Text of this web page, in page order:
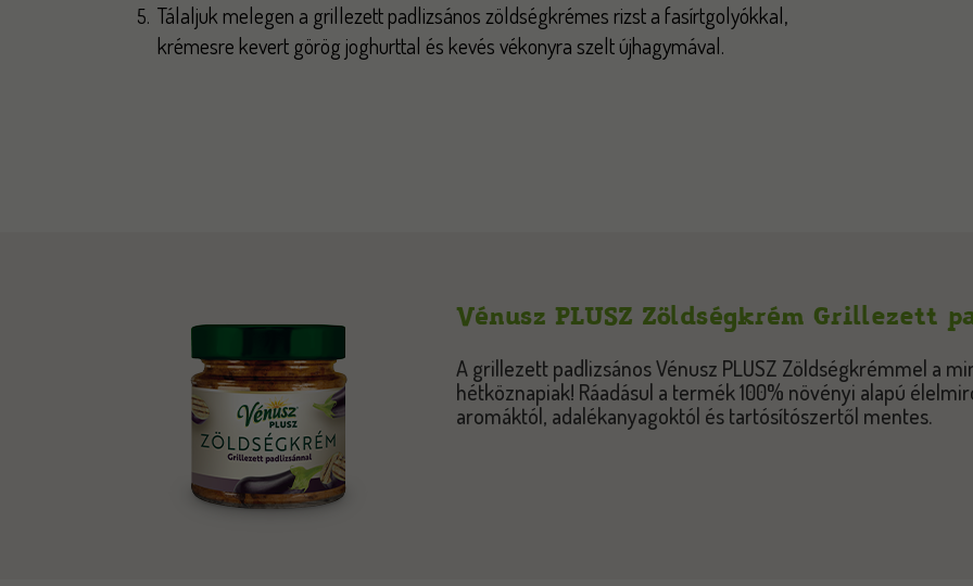
Tálaljuk melegen a grillezett padlizsános zöldségkrémes rizst a fasírtgolyókkal,
krémesre kevert görög joghurttal és kevés vékonyra szelt újhagymával.
Vénusz PLUSZ Zöldségkrém Grillezett
A grillezett padlizsános Vénusz PLUSZ Zöldségkrémmel a
hétköznapiak! Ráadásul a termék 100% növényi alapú
aromáktól, adalékanyagoktól és tartósítószertől mentes.